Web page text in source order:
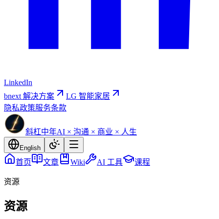
LinkedIn
bnext 解决方案
LG 智能家居
隐私政策服务条款
斜杠中年AI × 沟通 × 商业 × 人生
English
首页 文章 Wiki AI 工具 课程
资源
资源